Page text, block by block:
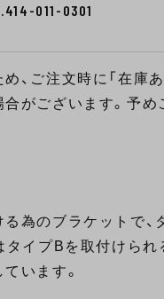
011-0301
、ご注文時に「在庫
がございます。予め
為のブラケットで
タイプBを取付けら
います。